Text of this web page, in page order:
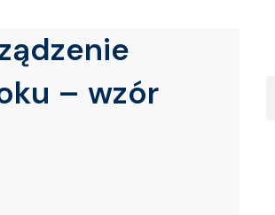
– wzór